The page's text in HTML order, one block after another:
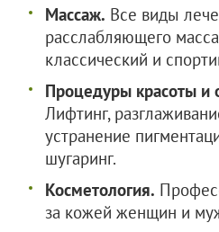
Массаж. Все виды
расслабляющего
классический и
Процедуры красоты и
Лифтинг,
устранение
шугаринг.
Косметология.
за кожей женщин и